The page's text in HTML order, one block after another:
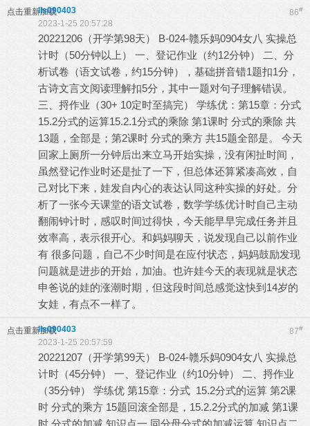
点击重新加载 86#
lls090403
2023-1-25 20:57:28
20221206（开学第98天） B-024-赣乐妈0904女八 实操总
计时（50分钟以上） 一、登记作业（约12分钟） 二、分
析试卷（语文试卷，约15分钟），基础拼音错1题扣1分，
古诗文言文阅读理解扣5分，其中一题对句子理解错误。
三、捋作业（30+ 10定时至搞完） 学练优：第15章：分式
15.2分式的运算15.2.1分式的乘除 第1课时 分式的乘除 共
13题，全部是；第2课时 分式的乘方 共15题全部是。 今天
回家上厕所一分钟后出来立马开始实操，没有闲扯时间，
虽然登记作业时还是扯了一下，但总体还算紧凑高效，自
己对比下来，娃发自内心的表达认同这种实操的好处。分
析了一张今天课堂的语文试卷，数学学练优计时自己主动
翻闹钟计时，感叹时间过得快，今天能早早完成任务并且
效率高，表示很开心。和妈妈聊天，说发现自己以前作业
有 很多问题，自己不少时间是在应付状态，妈妈鼓励发现
问题就是进步的开始，加油。也许娃今天的表现就是状态
申爸说的娃的涨潮时期，但这段时间总感觉这快到14岁的
女娃，有点不一样了。
点击重新加载 87#
lls090403
2023-1-25 20:57:59
20221207（开学第99天） B-024-赣乐妈0904女八 实操总
计时（45分钟） 一、登记作业（约10分钟） 二、捋作业
（35分钟） 学练优 第15章：分式 15.2分式的运算 第2课
时 分式的乘方 15题回滚全部是，15.2.2分式的加减 第1课
时 分式的加减 知识点一 同分母分式的加减运算 知识点二